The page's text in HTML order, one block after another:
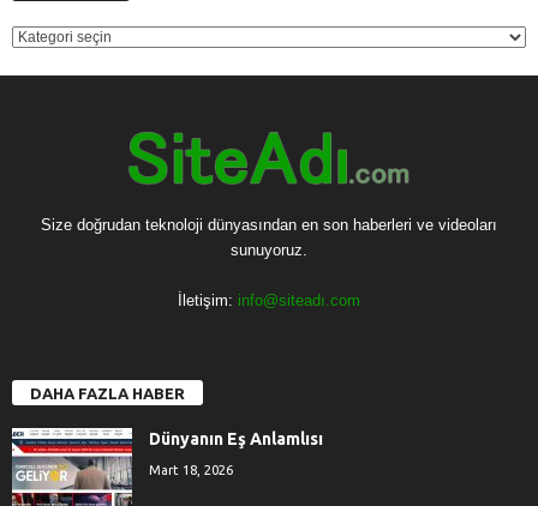
KATEGORİ
Size doğrudan teknoloji dünyasından en son haberleri ve videoları
sunuyoruz.
İletişim: info@siteadı.com
DAHA FAZLA HABER
Dünyanın Eş Anlamlısı
Mart 18, 2026